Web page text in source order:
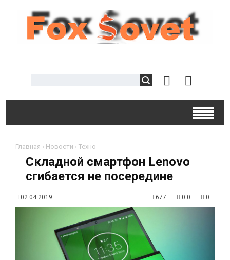
Главная › Новости › Техно
Складной смартфон Lenovo
сгибается не посередине
02.04.2019 677 0.0 0